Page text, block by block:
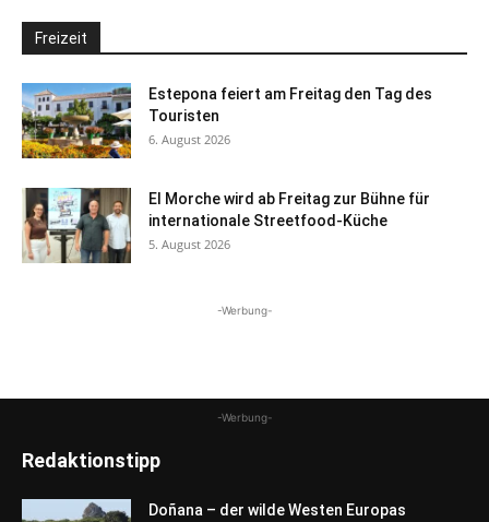
Freizeit
Estepona feiert am Freitag den Tag des
Touristen
6. August 2026
El Morche wird ab Freitag zur Bühne für
internationale Streetfood-Küche
5. August 2026
-Werbung-
-Werbung-
Redaktionstipp
Doñana – der wilde Westen Europas